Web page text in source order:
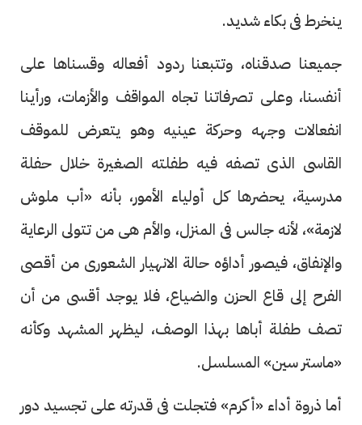
ينخرط فى بكاء شديد.
جميعنا صدقناه، وتتبعنا ردود أفعاله وقسناها على
أنفسنا، وعلى تصرفاتنا تجاه المواقف والأزمات، ورأينا
انفعالات وجهه وحركة عينيه وهو يتعرض للموقف
القاسى الذى تصفه فيه طفلته الصغيرة خلال حفلة
مدرسية، يحضرها كل أولياء الأمور، بأنه «أب ملوش
لازمة»، لأنه جالس فى المنزل، والأم هى من تتولى الرعاية
والإنفاق، فيصور أداؤه حالة الانهيار الشعورى من أقصى
الفرح إلى قاع الحزن والضياع، فلا يوجد أقسى من أن
تصف طفلة أباها بهذا الوصف، ليظهر المشهد وكأنه
«ماستر سين» المسلسل.
أما ذروة أداء «أكرم» فتجلت فى قدرته على تجسيد دور